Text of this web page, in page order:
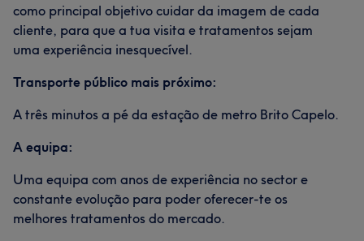
como principal objetivo cuidar da imagem de cada
cliente, para que a tua visita e tratamentos sejam
uma experiência inesquecível.
Transporte público mais próximo:
A três minutos a pé da estação de metro Brito Capelo.
A equipa:
Uma equipa com anos de experiência no sector e
constante evolução para poder oferecer-te os
melhores tratamentos do mercado.